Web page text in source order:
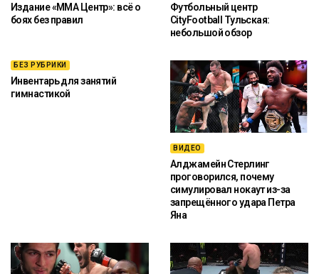
Издание «ММА Центр»: всё о
боях без правил
Футбольный центр
CityFootball Тульская:
небольшой обзор
БЕЗ РУБРИКИ
Инвентарь для занятий
гимнастикой
ВИДЕО
Алджамейн Стерлинг
проговорился, почему
симулировал нокаут из-за
запрещённого удара Петра
Яна